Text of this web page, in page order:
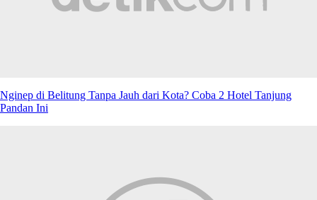
Nginep di Belitung Tanpa Jauh dari Kota? Coba 2 Hotel Tanjung
Pandan Ini